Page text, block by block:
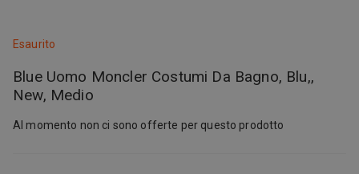
Esaurito
Blue Uomo Moncler Costumi Da Bagno, Blu,,
New, Medio
Al momento non ci sono offerte per questo prodotto